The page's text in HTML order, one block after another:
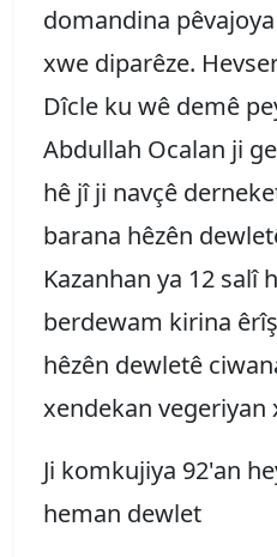
domandina
xwe diparêze.
Dîcle ku wê demê
Abdullah Ocalan ji
hê jî ji navçê
barana hêzên
Kazanhan ya 12 salî
berdewam kirina
hêzên dewletê
xendekan vegeriyan
Ji komkujiya 92'an
heman dewlet